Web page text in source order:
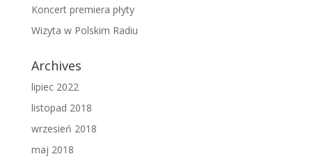
Koncert premiera płyty
Wizyta w Polskim Radiu
Archives
lipiec 2022
listopad 2018
wrzesień 2018
maj 2018